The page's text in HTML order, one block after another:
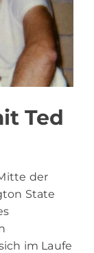
Ted
der
State
im Laufe